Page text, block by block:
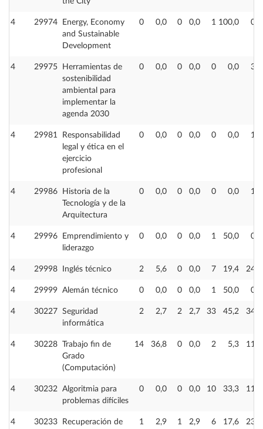
4 29974
Energy, Economy
and Sustainable
Development
0 0,0 0 0,0 1 100,0 0
4 29975
Herramientas de
sostenibilidad
ambiental para
implementar la
agenda 2030
0 0,0 0 0,0 0 0,0 3
4 29981
Responsabilidad
legal y ética en el
ejercicio
profesional
0 0,0 0 0,0 0 0,0 1
4 29986
Historia de la
Tecnología y de la
Arquitectura
0 0,0 0 0,0 0 0,0 1
4 29996
Emprendimiento y
liderazgo
0 0,0 0 0,0 1 50,0 0
4 29998 Inglés técnico 2 5,6 0 0,0 7 19,4 24
4 29999 Alemán técnico 0 0,0 0 0,0 1 50,0 0
4 30227 Seguridad
informática
2 2,7 2 2,7 33 45,2 34
4 30228
Trabajo fin de
Grado
(Computación)
14 36,8 0 0,0 2 5,3 11
4 30232 Algoritmia para
problemas difíciles
0 0,0 0 0,0 10 33,3 11
4 30233
Recuperación de
1 2,9 1 2,9 6 17,6 23